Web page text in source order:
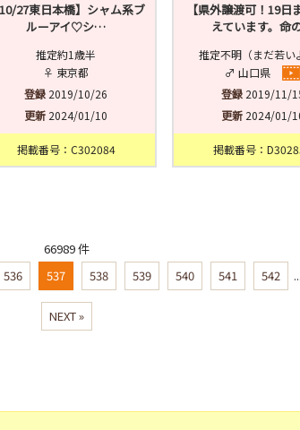
10/27東日本橋】シャム系ブ
ルーアイ♡シ…
推定約1歳半
♀ 東京都
登録 2019/10/26
更新 2024/01/10
掲載番号：C302084
【県外譲渡可！19日
えています。命
推定不明（まだ若
♂ 山口県
登録2019/11/
更新2024/01/
掲載番号：
66989 件
536 537 538 539 540 541 542 ...
NEXT »